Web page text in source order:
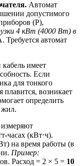
Автомат
допустимого
(P),
4 кВт (4000 Вт) в
Требуется автомат
имеет
Если
для тонкого
плавится, возникает
определить
жил.
часах (кВт⋅ч).
на время работы (в
Пример:
Расход = 2 × 5 = 10